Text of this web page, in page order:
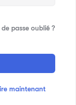
passe oublié ?
maintenant